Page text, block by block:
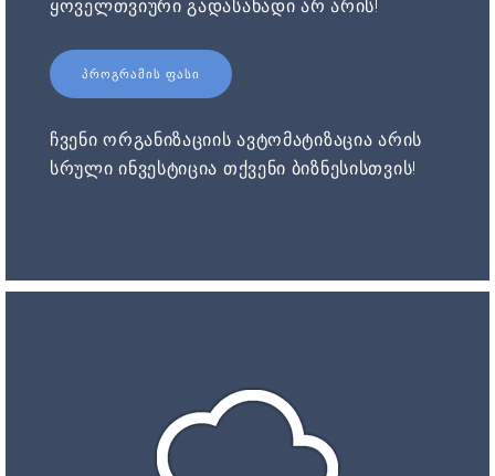
ყოველთვიური გადასახადი არ არის!
ᲞᲠᲝᲒᲠᲐᲛᲘᲡ ᲤᲐᲡᲘ
ჩვენი ორგანიზაციის ავტომატიზაცია არის
სრული ინვესტიცია თქვენი ბიზნესისთვის!